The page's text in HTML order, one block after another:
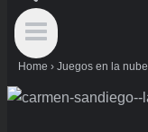
Home › Juegos en la nube